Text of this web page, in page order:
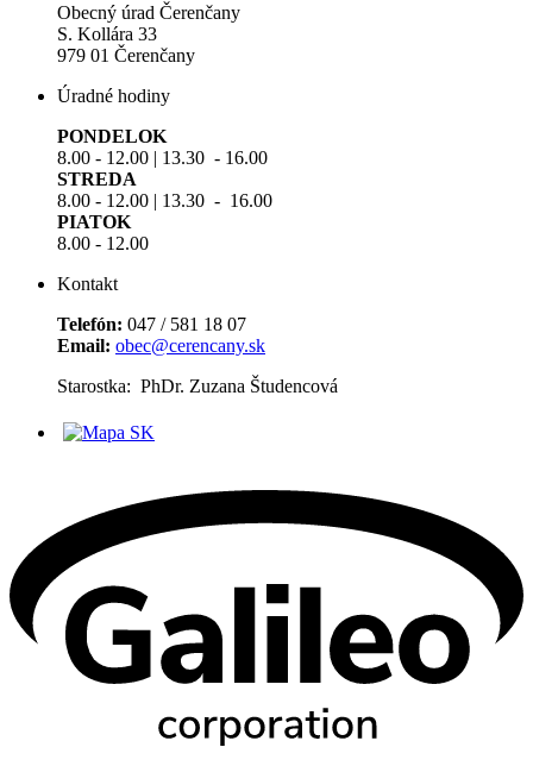
Obecný úrad Čerenčany
S. Kollára 33
979 01 Čerenčany
Úradné hodiny
PONDELOK
8.00 - 12.00 | 13.30 - 16.00
STREDA
8.00 - 12.00 | 13.30 - 16.00
PIATOK
8.00 - 12.00
Kontakt
Telefón: 047 / 581 18 07
Email: obec@cerencany.sk
Starostka: PhDr. Zuzana Študencová